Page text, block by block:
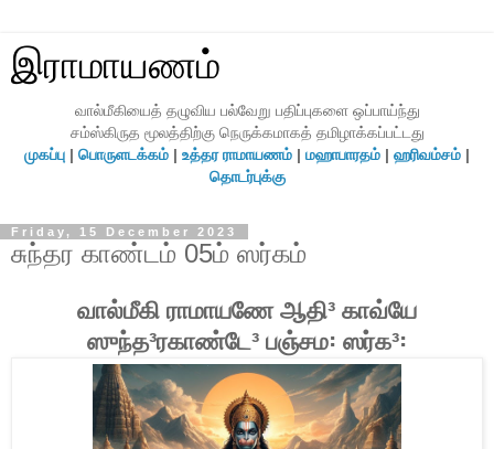
இராமாயணம்
வால்மீகியைத் தழுவிய பல்வேறு பதிப்புகளை ஒப்பாய்ந்து
சம்ஸ்கிருத மூலத்திற்கு நெருக்கமாகத் தமிழாக்கப்பட்டது
முகப்பு | பொருளடக்கம் | உத்தர ராமாயணம் | மஹாபாரதம் | ஹரிவம்சம் |
தொடர்புக்கு
Friday, 15 December 2023
சுந்தர காண்டம் 05ம் ஸர்கம்
வால்மீகி ராமாயணே ஆதி³ காவ்யே
ஸுந்த³ரகாண்டே³ பஞ்சம꞉ ஸர்க³꞉